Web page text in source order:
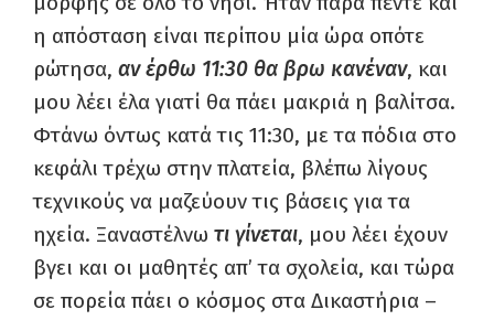
η απόσταση είναι περίπου μία ώρα οπότε
ρώτησα, αν έρθω 11:30 θα βρω κανέναν, και
μου λέει έλα γιατί θα πάει μακριά η βαλίτσα.
Φτάνω όντως κατά τις 11:30, με τα πόδια στο
κεφάλι τρέχω στην πλατεία, βλέπω λίγους
τεχνικούς να μαζεύουν τις βάσεις για τα
ηχεία. Ξαναστέλνω τι γίνεται, μου λέει έχουν
βγει και οι μαθητές απ’ τα σχολεία, και τώρα
σε πορεία πάει ο κόσμος στα Δικαστήρια –